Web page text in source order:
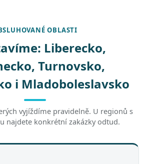
OBLASTI
Liberecko,
Turnovsko,
i Mladoboleslavsko
vyjíždíme pravidelně. U regionů s
najdete konkrétní zakázky odtud.